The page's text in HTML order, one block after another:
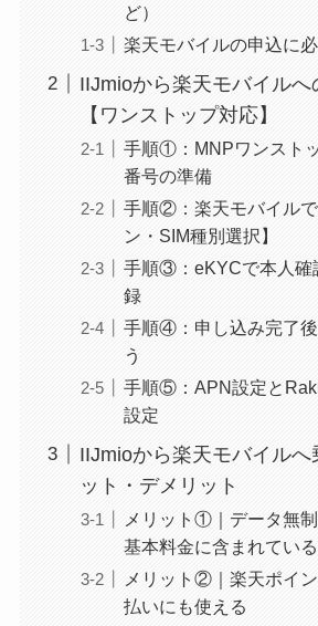
ど）
楽天モバイルの申込に
IIJmioから楽天モバイル
【ワンストップ対応】
手順①：MNPワンスト
番号の準備
手順②：楽天モバイル
ン・SIM種別選択】
手順③：eKYCで本人確
録
手順④：申し込み完了
う
手順⑤：APN設定と
設定
IIJmioから楽天モバイルへ
ット・デメリット
メリット①｜データ無
基本料金に含まれている
メリット②｜楽天ポイ
払いにも使える